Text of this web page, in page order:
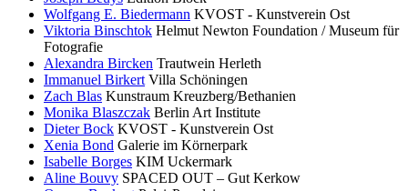
Wolfgang E. Biedermann KVOST - Kunstverein Ost
Viktoria Binschtok Helmut Newton Foundation / Museum für
Fotografie
Alexandra Bircken Trautwein Herleth
Immanuel Birkert Villa Schöningen
Zach Blas Kunstraum Kreuzberg/Bethanien
Monika Blaszczak Berlin Art Institute
Dieter Bock KVOST - Kunstverein Ost
Xenia Bond Galerie im Körnerpark
Isabelle Borges KIM Uckermark
Aline Bouvy SPACED OUT – Gut Kerkow